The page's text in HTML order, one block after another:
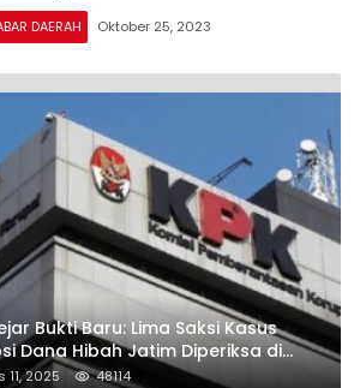
DAERAH Oktober 25, 2023
Bukti Baru: Lima Saksi Kasus
Dana Hibah Jatim Diperiksa di
11, 2025 48114